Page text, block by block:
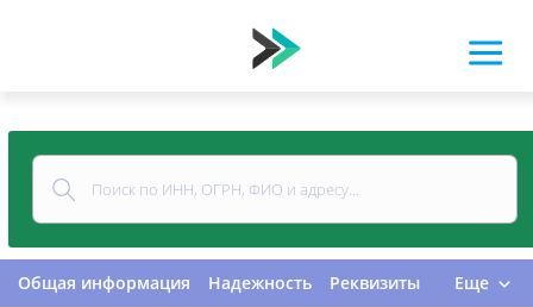
Общая информация Надежность
Реквизиты
Еще